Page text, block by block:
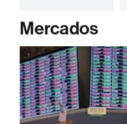
Mercados